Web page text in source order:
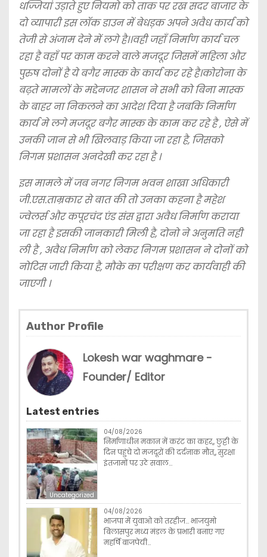
धज्जियां उड़ाते हुए नियमो को ताक पर रख सदर बाजार के
दो व्यापारी इस लॉक डाउन में बेधड़क अपने अवैध कार्य को
तेजी से अंजाम देने में लगे है।।वही जहाँ निर्माण कार्य चल
रहा है वहाँ पर काम करने वाले मजदूर जिसमें महिला और
पुरुष दोनों है ये बगैर मास्क के कार्य कर रहे है।कोरोना के
बढ़ते मामलों के मद्देनजर शासन ने सभी को बिना मास्क
के बाहर ना निकलने का आदेश दिया है जबकि निर्माण
कार्य मे लगे मजदूर बगैर मास्क के काम कर रहे है , ऐसे में
उनकी जान से भी खिलवाड़ किया जा रहा है, जिसको
निगम प्रशासन अनदेखी कर रहा है ।
इस मामले में जब नगर निगम भवन शाखा अधिकारी
जी.एस.ताम्रकार से बात की तो उनका कहना है महेश
ज्वेलर्स और कपूरचंद एंड संस द्वारा अवैध निर्माण कराया
जा रहा है इसकी जानकारी मिली है, दोनो ने अनुमति नही
ली है , अवैध निर्माण को लेकर निगम प्रशासन ने दोनों को
नोटिस जारी किया है, मौके का परीक्षण कर कार्यवाही की
जाएगी ।
Author Profile
Lokesh war waghmare -
Founder/ Editor
Latest entries
Uncategorized
04/08/2026
निर्माणाधीन मकान में करंट का कहर,, छुट्टी के
दिन पहुंचे दो मजदूरों की दर्दनाक मौत,, सुरक्षा
इंतजामों पर उठे सवाल…
04/08/2026
भाजपा में युवाओ को तरहीज… भाजयुमो
बिलासपुर मध्य मंडल के प्रभारी बनाए गए
महर्षि बाजपेयी…